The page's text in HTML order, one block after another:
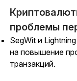
проблемы
SegWit и
на повышение
транзакций.